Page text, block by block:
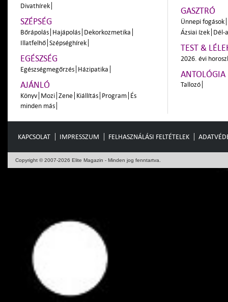
Divathírek
SZÉPSÉG
Bőrápolás Hajápolás Dekorkozmetika
Illatfelhő Szépséghírek
EGÉSZSÉG
Egészségmegőrzés Házipatika
AJÁNLÓ
Könyv Mozi Zene Kiállítás Program És
minden más
GASZTRÓ
Ünnepi fogások
Ázsiai ízek Dél-
TEST &
2026. évi
ANTOLÓGIA
Tallozó
KAPCSOLAT IMPRESSZUM FELHASZNÁLÁSI FELTÉTELEK
Copyright © 2007-2026 Elite Magazin - Minden jog fenntartva.